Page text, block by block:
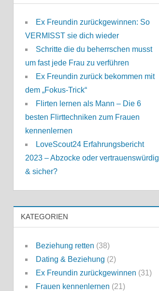
Ex Freundin zurückgewinnen: So
VERMISST sie dich wieder
Schritte die du beherrschen musst
um fast jede Frau zu verführen
Ex Freundin zurück bekommen mit
dem „Fokus-Trick“
Flirten lernen als Mann – Die 6
besten Flirttechniken zum Frauen
kennenlernen
LoveScout24 Erfahrungsbericht
2023 – Abzocke oder vertrauenswürdig
& sicher?
KATEGORIEN
Beziehung retten (38)
Dating & Beziehung (2)
Ex Freundin zurückgewinnen (31)
Frauen kennenlernen (21)